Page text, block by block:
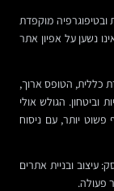
ובטיפוגרפיה מוקפדת
נשען על אפיון אתר
כללית, הטופס ארוך,
הגולש אולי
יותר, עם ניסוח
עיצוב ובניית אתרים
פעולה.